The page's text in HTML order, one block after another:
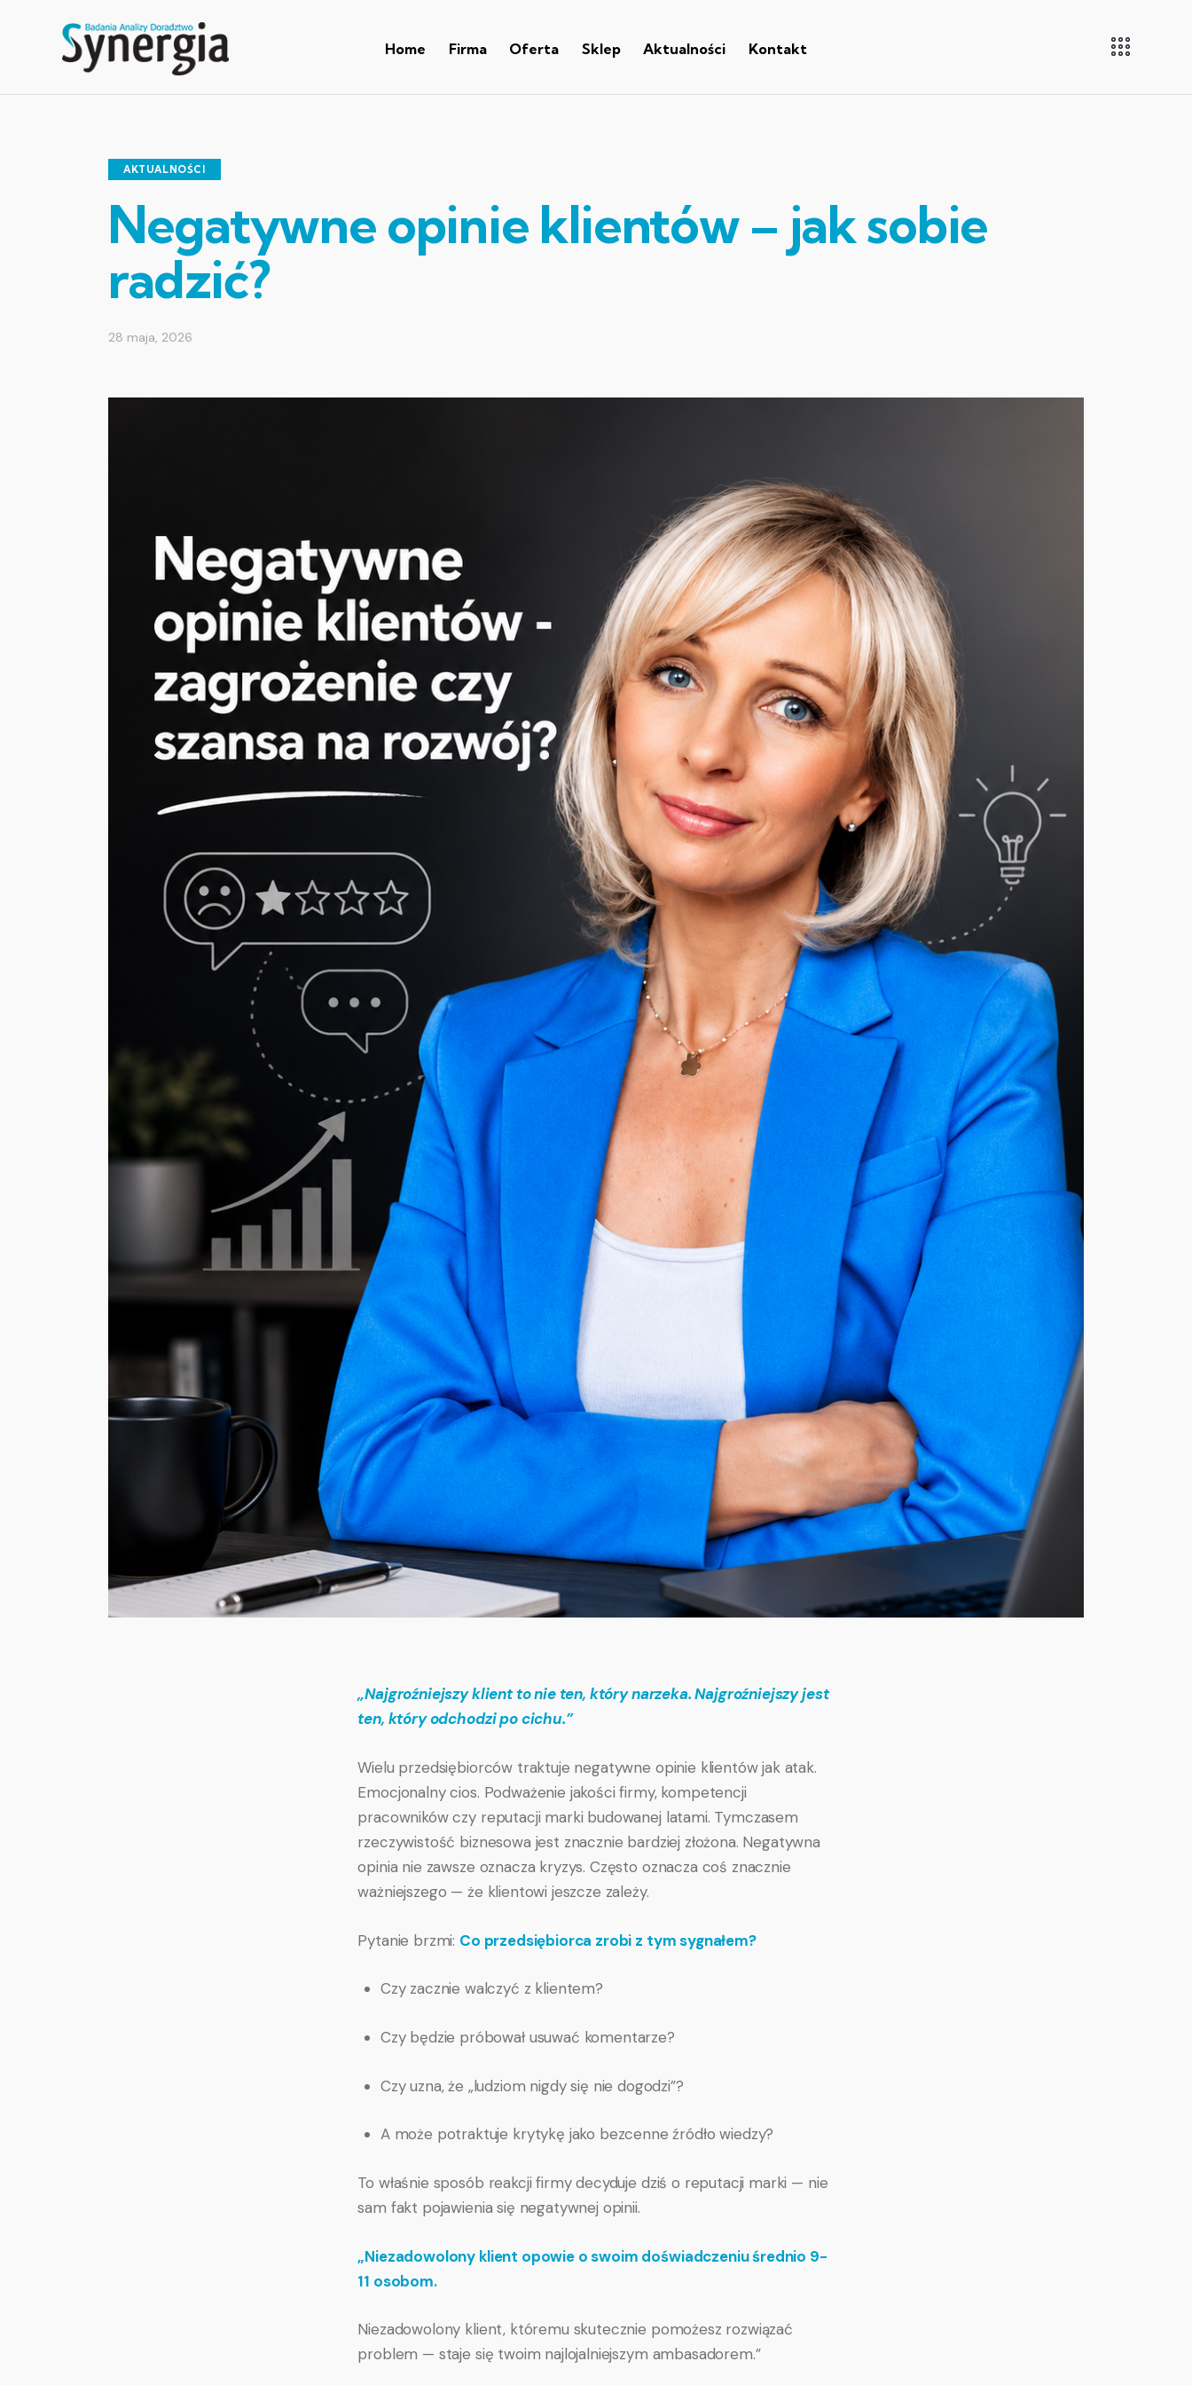
Home Firma Oferta Sklep Aktualności Kontakt
AKTUALNOŚCI
Negatywne opinie klientów – jak sobie
radzić?
28 maja, 2026
„Najgroźniejszy klient to nie ten, który narzeka. Najgroźniejszy jest
ten, który odchodzi po cichu.”
Wielu przedsiębiorców traktuje negatywne opinie klientów jak atak.
Emocjonalny cios. Podważenie jakości firmy, kompetencji
pracowników czy reputacji marki budowanej latami. Tymczasem
rzeczywistość biznesowa jest znacznie bardziej złożona. Negatywna
opinia nie zawsze oznacza kryzys. Często oznacza coś znacznie
ważniejszego — że klientowi jeszcze zależy.
Pytanie brzmi: Co przedsiębiorca zrobi z tym sygnałem?
Czy zacznie walczyć z klientem?
Czy będzie próbował usuwać komentarze?
Czy uzna, że „ludziom nigdy się nie dogodzi”?
A może potraktuje krytykę jako bezcenne źródło wiedzy?
To właśnie sposób reakcji firmy decyduje dziś o reputacji marki — nie
sam fakt pojawienia się negatywnej opinii.
„Niezadowolony klient opowie o swoim doświadczeniu średnio 9-
11 osobom.
Niezadowolony klient, któremu skutecznie pomożesz rozwiązać
problem — staje się twoim najlojalniejszym ambasadorem.”